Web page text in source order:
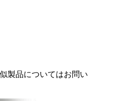
製品についてはお問い